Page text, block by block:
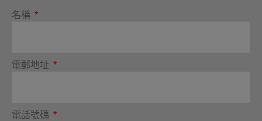
名稱
電郵地址
電話號碼